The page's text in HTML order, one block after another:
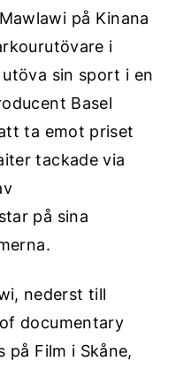
på Kinana
i
sin sport i en
Basel
ta emot priset
tackade via
på sina